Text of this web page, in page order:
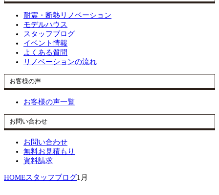
耐震・断熱リノベーション
モデルハウス
スタッフブログ
イベント情報
よくある質問
リノベーションの流れ
お客様の声
お客様の声一覧
お問い合わせ
お問い合わせ
無料お見積もり
資料請求
HOMEスタッフブログ1月